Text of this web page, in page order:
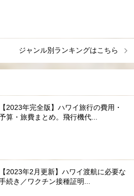
ジャンル別ランキングはこちら
【2023年完全版】ハワイ旅行の費用・
算・旅費まとめ。飛行機代...
【2023年2月更新】ハワイ渡航に必要な
続き／ワクチン接種証明...